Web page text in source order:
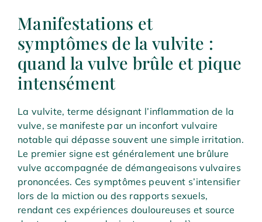
Manifestations et
symptômes de la vulvite :
quand la vulve brûle et pique
intensément
La vulvite, terme désignant l’inflammation de la
vulve, se manifeste par un inconfort vulvaire
notable qui dépasse souvent une simple irritation.
Le premier signe est généralement une brûlure
vulve accompagnée de démangeaisons vulvaires
prononcées. Ces symptômes peuvent s’intensifier
lors de la miction ou des rapports sexuels,
rendant ces expériences douloureuses et source